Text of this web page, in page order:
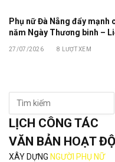
Phụ nữ Đà Nẵng đẩy mạnh
năm Ngày Thương binh –
27/07/2026 8 LƯỢT XEM
LỊCH CÔNG TÁC
VĂN BẢN HOẠT
XÂY DỰNG NGƯỜI PHỤ NỮ